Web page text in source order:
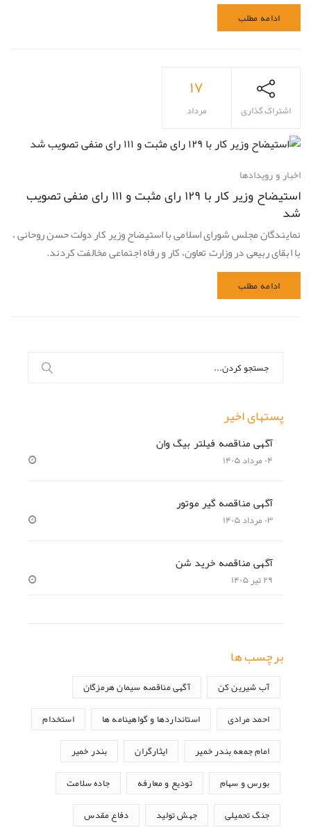
ادامه مطلب
۱۷
مرداد اشتراک گذاری
اخبار و رویدادها
استیضاح وزیر کار با ۱۲۹ رای مثبت و ۱۱۱ رای منفی تصویب
شد
نمایندگان مجلس شورای اسلامی با استیضاح وزیر کار دولت حسن روحانی ،
با ابقای ربیعی در وزارت تعاون، کار و رفاه اجتماعی مخالفت کردند.
ادامه مطلب
برای:
پستهای اخیر
آگهی مناقصه فیلتر بیگ وان
۰۴ مرداد ۱۴۰۵
آگهی مناقصه گیر موتور
۰۳ مرداد ۱۴۰۵
آگهی مناقصه خرید شن
۲۹ تیر ۱۴۰۵
برچسب ها
آب شیرین کن آگهی مناقصه سیمان هرمزگان
احمد مرادی استانداردها و گواهینامه ها استخدام
امام جمعه بندر خمیر ایثارگران بندر خمیر
بورس و سهام تودیع و معارفه جاده سلامت
جنگ تحمیلی جهش تولید دفاع مقدس